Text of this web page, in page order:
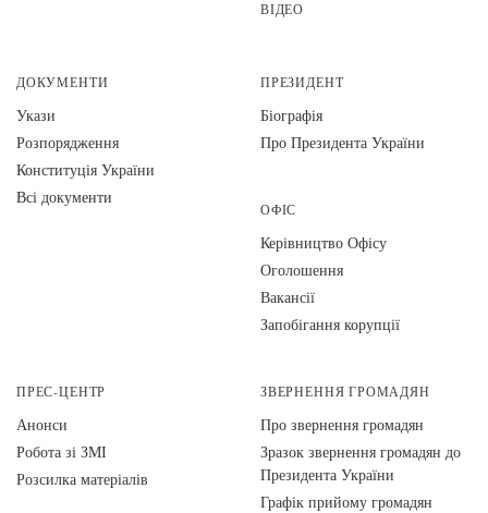
ВІДЕО
ДОКУМЕНТИ
Укази
Розпорядження
Конституція України
Всі документи
ПРЕЗИДЕНТ
Біографія
Про Президента України
ОФІС
Керівництво Офісу
Оголошення
Вакансії
Запобігання корупції
ПРЕС-ЦЕНТР
Анонси
Робота зі ЗМІ
Розсилка матеріалів
ЗВЕРНЕННЯ ГРОМАДЯН
Про звернення громадян
Зразок звернення громадян до
Президента України
Графік прийому громадян